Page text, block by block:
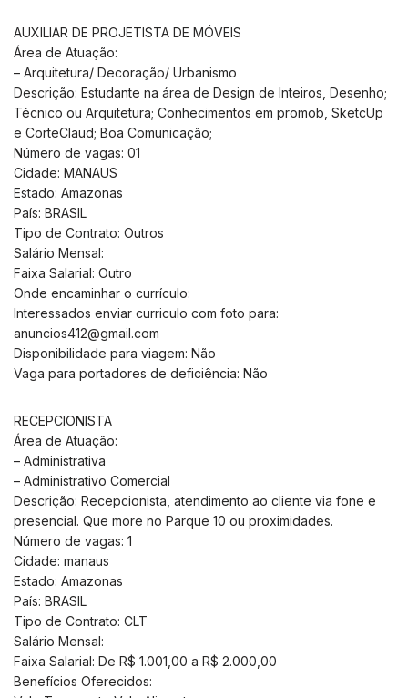
AUXILIAR DE PROJETISTA DE MÓVEIS
Área de Atuação:
– Arquitetura/ Decoração/ Urbanismo
Descrição: Estudante na área de Design de Inteiros, Desenho;
Técnico ou Arquitetura; Conhecimentos em promob, SketcUp
e CorteClaud; Boa Comunicação;
Número de vagas: 01
Cidade: MANAUS
Estado: Amazonas
País: BRASIL
Tipo de Contrato: Outros
Salário Mensal:
Faixa Salarial: Outro
Onde encaminhar o currículo:
Interessados enviar curriculo com foto para:
anuncios412@gmail.com
Disponibilidade para viagem: Não
Vaga para portadores de deficiência: Não
RECEPCIONISTA
Área de Atuação:
– Administrativa
– Administrativo Comercial
Descrição: Recepcionista, atendimento ao cliente via fone e
presencial. Que more no Parque 10 ou proximidades.
Número de vagas: 1
Cidade: manaus
Estado: Amazonas
País: BRASIL
Tipo de Contrato: CLT
Salário Mensal:
Faixa Salarial: De R$ 1.001,00 a R$ 2.000,00
Benefícios Oferecidos: